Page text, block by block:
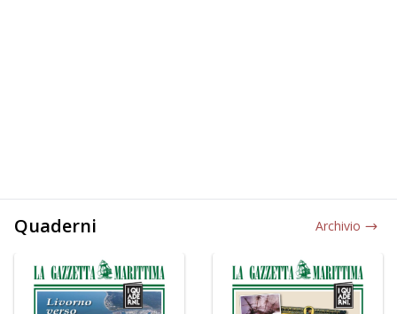
Quaderni Archivio